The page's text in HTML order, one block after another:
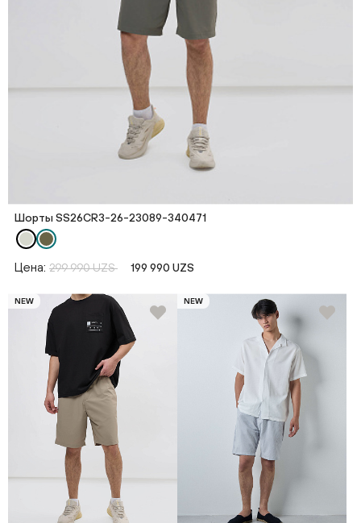
Шорты SS26CR3-26-23089-340471
Цена: 299 990 UZS 199 990 UZS
NEW NEW